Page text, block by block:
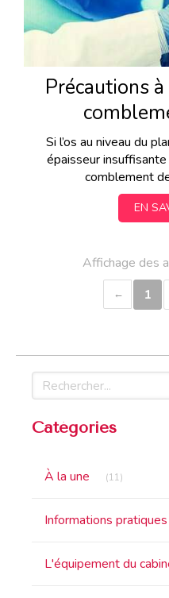
Précautions
Si l’os au niveau du
épaisseur
comblement
EN
Affichage des
1
Rechercher
Catégories
À la une (11)
Informations pratiques
L'équipement du